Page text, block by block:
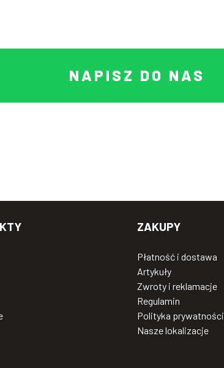
NAPISZ DO NAS
ZAKUPY
Płatność i dostawa
Artykuły
Zwroty i reklamacje
Regulamin
Polityka prywatności
Nasze lokalizacje